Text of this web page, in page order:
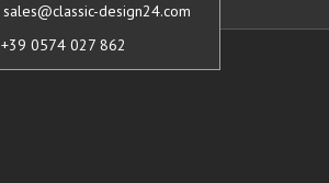
sales@classic-design24.com
+39 0574 027 862